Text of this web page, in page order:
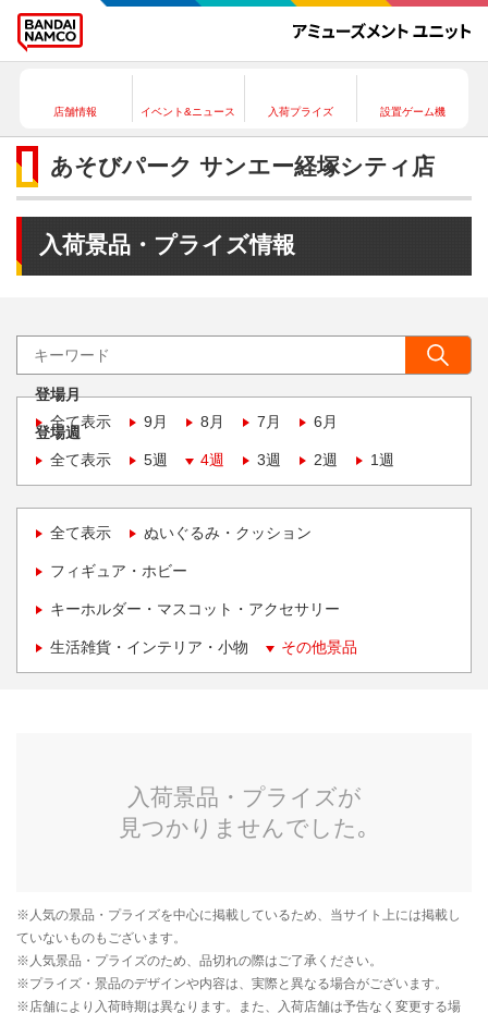
店舗情報 イベント&ニュース 入荷プライズ 設置ゲーム機
あそびパーク サンエー経塚シティ店
入荷景品・プライズ情報
登場月
全て表示
9月 8月 7月 6月
登場週
全て表示
5週 4週 3週 2週 1週
全て表示 ぬいぐるみ・クッション
フィギュア・ホビー
キーホルダー・マスコット・アクセサリー
生活雑貨・インテリア・小物 その他景品